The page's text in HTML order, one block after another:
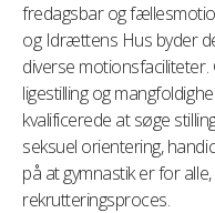
fredagsbar og
og Idrættens Hus byder
diverse
ligestilling og
kvalificerede at søge
seksuel orientering,
på at gymnastik er for
rekrutteringsproces.